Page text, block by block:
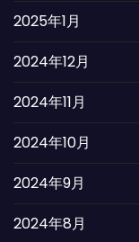
2025年1月
2024年12月
2024年11月
2024年10月
2024年9月
2024年8月